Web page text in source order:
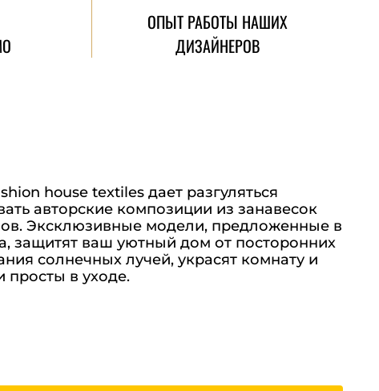
ОПЫТ РАБОТЫ НАШИХ
ДИЗАЙНЕРОВ
house textiles дает разгуляться
авторские композиции из занавесок
Эксклюзивные модели, предложенные в
защитят ваш уютный дом от посторонних
солнечных лучей, украсят комнату и
просты в уходе.